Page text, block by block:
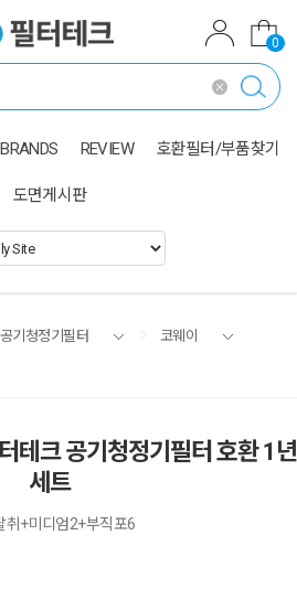
0
BRANDS REVIEW 호환필터/부품찾기
도면게시판
공기청정기필터 코웨이
테크 공기청정기필터 호환 1년
세트
취+미디엄2+부직포6